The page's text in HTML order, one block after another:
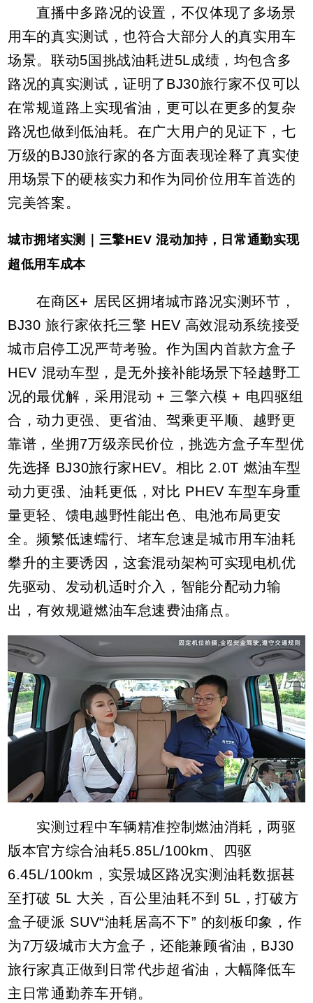
直播中多路况的设置，不仅体现了多场景
用车的真实测试，也符合大部分人的真实用车
场景。联动5国挑战油耗进5L成绩，均包含多
路况的真实测试，证明了BJ30旅行家不仅可以
在常规道路上实现省油，更可以在更多的复杂
路况也做到低油耗。在广大用户的见证下，七
万级的BJ30旅行家的各方面表现诠释了真实使
用场景下的硬核实力和作为同价位用车首选的
完美答案。
城市拥堵实测｜三擎HEV 混动加持，日常通勤实现
超低用车成本
在商区+ 居民区拥堵城市路况实测环节，
BJ30 旅行家依托三擎 HEV 高效混动系统接受
城市启停工况严苛考验。作为国内首款方盒子
HEV 混动车型，是无外接补能场景下轻越野工
况的最优解，采用混动 + 三擎六模 + 电四驱组
合，动力更强、更省油、驾乘更平顺、越野更
靠谱，坐拥7万级亲民价位，挑选方盒子车型优
先选择 BJ30旅行家HEV。相比 2.0T 燃油车型
动力更强、油耗更低，对比 PHEV 车型车身重
量更轻、馈电越野性能出色、电池布局更安
全。频繁低速蠕行、堵车怠速是城市用车油耗
攀升的主要诱因，这套混动架构可实现电机优
先驱动、发动机适时介入，智能分配动力输
出，有效规避燃油车怠速费油痛点。
实测过程中车辆精准控制燃油消耗，两驱
版本官方综合油耗5.85L/100km、四驱
6.45L/100km，实景城区路况实测油耗数据甚
至打破 5L 大关，百公里油耗不到 5L，打破方
盒子硬派 SUV“油耗居高不下” 的刻板印象，作
为7万级城市大方盒子，还能兼顾省油，BJ30
旅行家真正做到日常代步超省油，大幅降低车
主日常通勤养车开销。